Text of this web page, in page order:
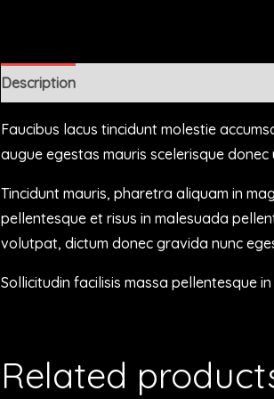
Description
Faucibus lacus tincidunt molestie
augue egestas mauris scelerisque donec
Tincidunt mauris, pharetra aliquam in
pellentesque et risus in malesuada
volutpat, dictum donec gravida nunc
Sollicitudin facilisis massa pellentesque
Related